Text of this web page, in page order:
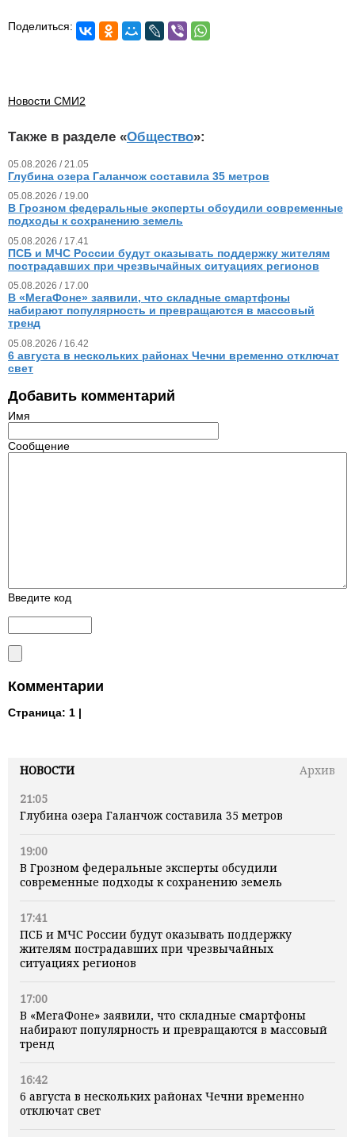
НОВОСТИ
Архив
21:05
Глубина озера Галанчож составила 35 метров
19:00
В Грозном федеральные эксперты обсудили
современные подходы к сохранению земель
17:41
ПСБ и МЧС России будут оказывать поддержку
жителям пострадавших при чрезвычайных
ситуациях регионов
17:00
В «МегаФоне» заявили, что складные смартфоны
набирают популярность и превращаются в массовый
тренд
16:42
6 августа в нескольких районах Чечни временно
отключат свет
Поделиться:
Новости СМИ2
Также в разделе «Общество»:
05.08.2026 / 21.05
Глубина озера Галанчож составила 35 метров
05.08.2026 / 19.00
В Грозном федеральные эксперты обсудили современные
подходы к сохранению земель
05.08.2026 / 17.41
ПСБ и МЧС России будут оказывать поддержку жителям
пострадавших при чрезвычайных ситуациях регионов
05.08.2026 / 17.00
В «МегаФоне» заявили, что складные смартфоны
набирают популярность и превращаются в массовый
тренд
05.08.2026 / 16.42
6 августа в нескольких районах Чечни временно отключат
свет
Добавить комментарий
Имя
Сообщение
Введите код
Комментарии
Страница: 1 |